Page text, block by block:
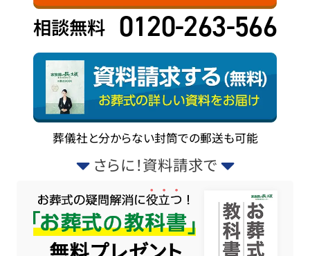
相談無料 0120-263-566
葬儀社と分からない封筒での郵送も可能
さらに！資料請求で